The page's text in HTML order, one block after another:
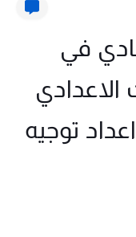
في
الاعدادي
الترم الثاني 2026 pdf اعداد توجيه